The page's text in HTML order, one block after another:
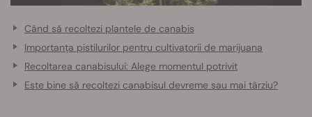
Când să recoltezi plantele de canabis
Importanța pistilurilor pentru cultivatorii de marijuana
Recoltarea canabisului: Alege momentul potrivit
Este bine să recoltezi canabisul devreme sau mai târziu?